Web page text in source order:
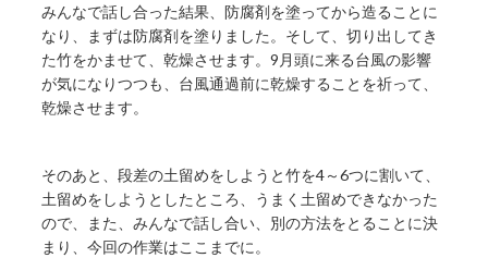
みんなで話し合った結果、防腐剤を塗ってから造ることに
なり、まずは防腐剤を塗りました。そして、切り出してき
た竹をかませて、乾燥させます。9月頭に来る台風の影響
が気になりつつも、台風通過前に乾燥することを祈って、
乾燥させます。
そのあと、段差の土留めをしようと竹を4～6つに割いて、
土留めをしようとしたところ、うまく土留めできなかった
ので、また、みんなで話し合い、別の方法をとることに決
まり、今回の作業はここまでに。